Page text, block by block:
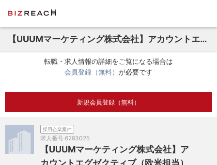
【UUUMマーケティング株式会社】アカウントエグゼクティブ（欧米担当）リーダークラス
転職・求人情報の詳細をご覧になる場合は
会員登録（無料） が必要です
新規会員登録（無料）
採用企業案件
求人番号 6293025
【UUUMマーケティング株式会社】ア
カウントエグゼクティブ（欧米担当）